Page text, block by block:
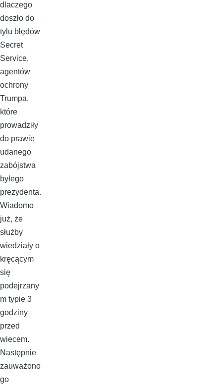
dlaczego
doszło do
tylu błędów
Secret
Service,
agentów
ochrony
Trumpa,
które
prowadziły
do prawie
udanego
zabójstwa
byłego
prezydenta.
Wiadomo
już, że
służby
wiedziały o
kręcącym
się
podejrzany
m typie 3
godziny
przed
wiecem.
Następnie
zauważono
go